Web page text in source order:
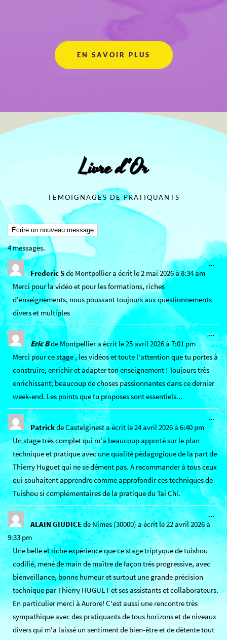
EN SAVOIR PLUS
Livre d'Or
TEMOIGNAGES DE PRATIQUANTS
4 messages.
Frederic Sde Montpellier a écrit le2 mai 2026 à8:34 am
Merci pour la vidéo et pour les formations, riches
d'enseignements, nous poussant toujours aux questionnements
divers et multiples
...
Eric Bde Montpellier a écrit le25 avril 2026 à7:01 pm
Merci pour ce stage , les vidéos et toute l'attention que tu portes à
construire, enrichir et adapter ton enseignement ! Toujours très
enrichissant, beaucoup de choses passionnantes dans ce dernier
week-end. Les points que tu proposes sont essentiels...
...
PatrickdeCastelginesta écrit le24 avril 2026 à 6:40 pm
Un stage très complet qui m'a beaucoup apporté sur le plan
technique et pratique avec une qualité pédagogique de la part de
Thierry Huguet qui ne se dément pas. A recommander à tous ceux
qui souhaitent apprendre comme approfondir ces techniques de
Tuishou si complémentaires de la pratique du Tai Chi.
...
ALAIN GIUDICEdeNîmes (30000)a écrit le22 avril 2026 à
9:33 pm
Une belle et riche expérience que ce stage triptyque de tuishou
codifié, mené de main de maître de façon très progressive, avec
bienveillance, bonne humeur et surtout une grande précision
technique par Thierry HUGUET et ses assistants et collaborateurs.
En particulier merci à Aurore! C'est aussi une rencontre très
sympathique avec des pratiquants de tous horizons et de niveaux
divers qui m'a laissé un sentiment de bien-être et de détente tout
...